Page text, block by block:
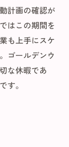
計画の確認が
はこの期間を
も上手にスケ
ゴールデンウ
な休暇であ
す。